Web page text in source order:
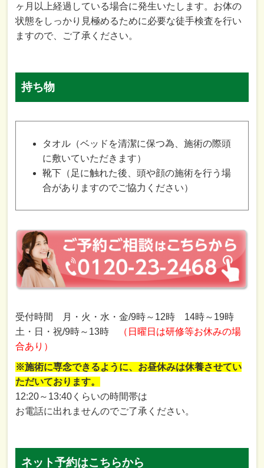
ヶ月以上経過している場合に発生いたします。お体の
状態をしっかり見極めるために必要な徒手検査を行い
ますので、ご了承ください。
持ち物
タオル（ベッドを清潔に保つ為、施術の際頭
に敷いていただきます）
靴下（足に触れた後、頭や顔の施術を行う場
合がありますのでご協力ください）
受付時間 月・火・水・金/9時～12時 14時～19時
土・日・祝/9時～13時
（日曜日は研修等お休みの場
合あり）
※施術に専念できるように、お昼休みは休養させてい
ただいております。
12:20～13:40くらいの時間帯は
お電話に出れませんのでご了承ください。
ネット予約はこちらから